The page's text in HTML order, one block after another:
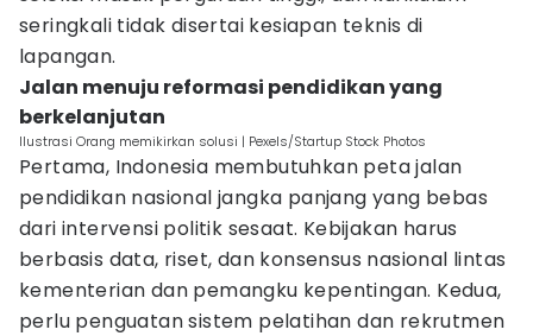
seringkali tidak disertai kesiapan teknis di
lapangan.
Jalan menuju reformasi pendidikan yang
berkelanjutan
Ilustrasi Orang memikirkan solusi | Pexels/Startup Stock Photos
Pertama, Indonesia membutuhkan peta jalan
pendidikan nasional jangka panjang yang bebas
dari intervensi politik sesaat. Kebijakan harus
berbasis data, riset, dan konsensus nasional lintas
kementerian dan pemangku kepentingan. Kedua,
perlu penguatan sistem pelatihan dan rekrutmen